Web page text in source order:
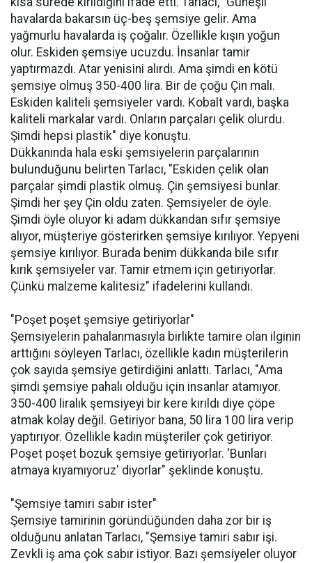
havalarda bakarsın üç-beş şemsiye gelir. Ama
yağmurlu havalarda iş çoğalır. Özellikle kışın yoğun
olur. Eskiden şemsiye ucuzdu. İnsanlar tamir
yaptırmazdı. Atar yenisini alırdı. Ama şimdi en kötü
şemsiye olmuş 350-400 lira. Bir de çoğu Çin malı.
Eskiden kaliteli şemsiyeler vardı. Kobalt vardı, başka
kaliteli markalar vardı. Onların parçaları çelik olurdu.
Şimdi hepsi plastik" diye konuştu.
Dükkanında hala eski şemsiyelerin parçalarının
bulunduğunu belirten Tarlacı, "Eskiden çelik olan
parçalar şimdi plastik olmuş. Çin şemsiyesi bunlar.
Şimdi her şey Çin oldu zaten. Şemsiyeler de öyle.
Şimdi öyle oluyor ki adam dükkandan sıfır şemsiye
alıyor, müşteriye gösterirken şemsiye kırılıyor. Yepyeni
şemsiye kırılıyor. Burada benim dükkanda bile sıfır
kırık şemsiyeler var. Tamir etmem için getiriyorlar.
Çünkü malzeme kalitesiz" ifadelerini kullandı.
"Poşet poşet şemsiye getiriyorlar"
Şemsiyelerin pahalanmasıyla birlikte tamire olan ilginin
arttığını söyleyen Tarlacı, özellikle kadın müşterilerin
çok sayıda şemsiye getirdiğini anlattı. Tarlacı, "Ama
şimdi şemsiye pahalı olduğu için insanlar atamıyor.
350-400 liralık şemsiyeyi bir kere kırıldı diye çöpe
atmak kolay değil. Getiriyor bana, 50 lira 100 lira verip
yaptırıyor. Özellikle kadın müşteriler çok getiriyor.
Poşet poşet bozuk şemsiye getiriyorlar. 'Bunları
atmaya kıyamıyoruz' diyorlar" şeklinde konuştu.
"Şemsiye tamiri sabır ister"
Şemsiye tamirinin göründüğünden daha zor bir iş
olduğunu anlatan Tarlacı, "Şemsiye tamiri sabır işi.
Zevkli iş ama çok sabır istiyor. Bazı şemsiyeler oluyor